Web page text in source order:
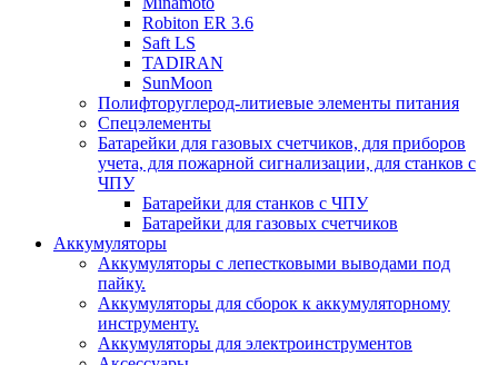
Robiton ER 3.6
Saft LS
TADIRAN
SunMoon
Полифторуглерод-литиевые элементы питания
Спецэлементы
Батарейки для газовых счетчиков, для приборов
учета, для пожарной сигнализации, для станков с
ЧПУ
Батарейки для станков с ЧПУ
Батарейки для газовых счетчиков
Аккумуляторы
Аккумуляторы с лепестковыми выводами под
пайку.
Аккумуляторы для сборок к аккумуляторному
инструменту.
Аккумуляторы для электроинструментов